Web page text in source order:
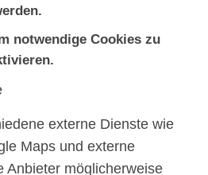
notwendige Cookies zu
externe Dienste wie
Maps und externe
Anbieter möglicherweise